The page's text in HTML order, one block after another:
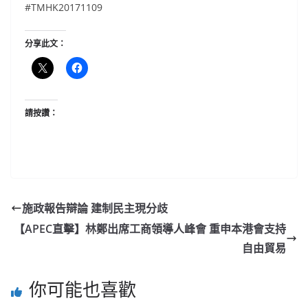
#TMHK20171109
分享此文：
請按讚：
施政報告辯論 建制民主現分歧
【APEC直擊】林鄭出席工商領導人峰會 重申本港會支持
自由貿易
你可能也喜歡